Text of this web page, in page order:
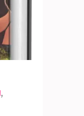
,